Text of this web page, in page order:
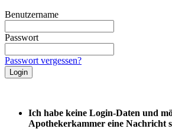
Benutzername
Passwort
Passwort vergessen?
Ich habe keine Login-Daten und
Apothekerkammer eine Nachricht